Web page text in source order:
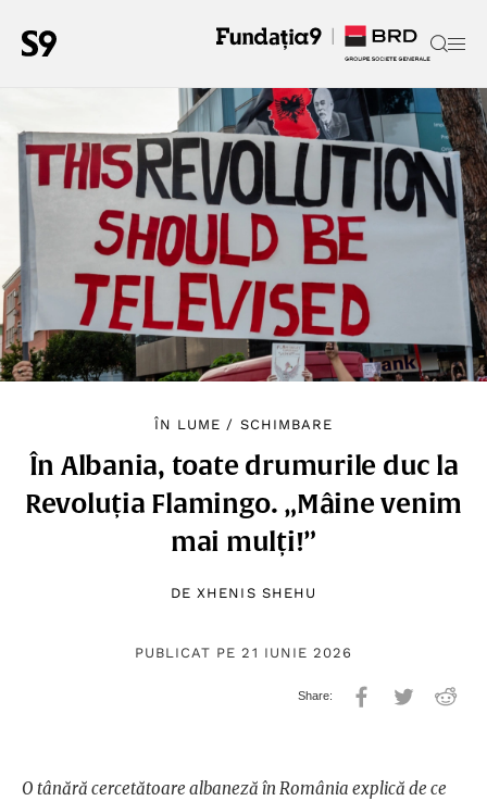
ÎN LUME / SCHIMBARE
În Albania, toate drumurile duc la
Revoluția Flamingo. „Mâine venim
mai mulți!”
DEXHENIS SHEHU
PUBLICAT PE 21 IUNIE 2026
O tânără cercetătoare albaneză în România explică de ce